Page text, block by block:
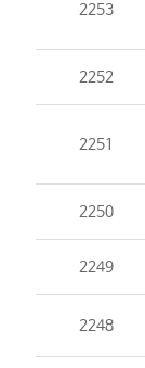
2253
2252
2251
2250
2249
2248